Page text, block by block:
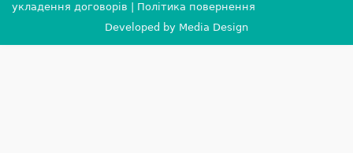
укладення договорів
Політика повернення
Developed by Media Design